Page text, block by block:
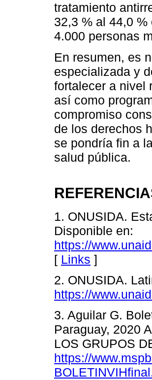
tratamiento
32,3 % al 44,0
4.000 personas
En resumen, es
especializada y
fortalecer a nivel
así como
compromiso
de los derechos
se pondría fin a
salud pública.
1. ONUSIDA.
Disponible en:
https://
[ Links ]
2. ONUSIDA.
https://
3. Aguilar G.
Paraguay, 2020
LOS GRUPOS
https://